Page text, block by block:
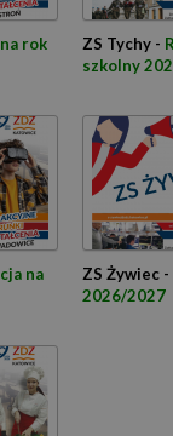
rok
ZS Tychy -
szkolny
na
ZS Żywiec -
2026/2027